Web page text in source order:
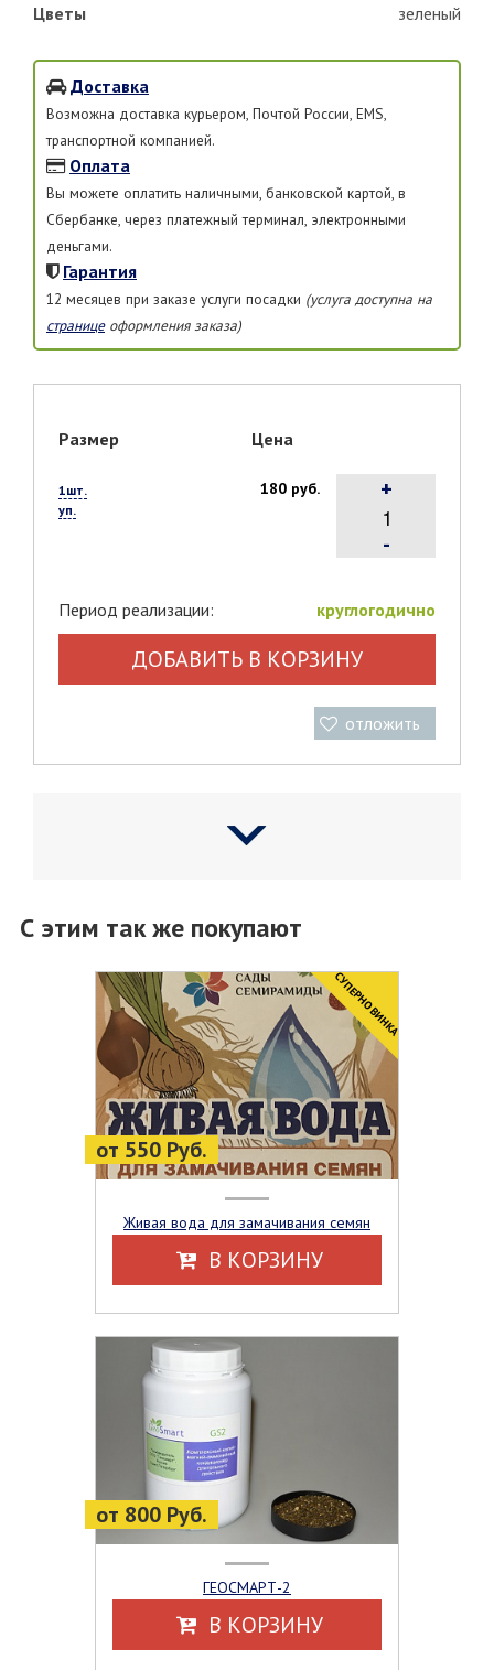
Цветы
зеленый
Доставка
Возможна доставка курьером, Почтой России, EMS,
транспортной компанией.
Оплата
Вы можете оплатить наличными, банковской картой, в
Сбербанке, через платежный терминал, электронными
деньгами.
Гарантия
12 месяцев при заказе услуги посадки (услуга доступна на
страницеоформления заказа)
Размер Цена
1шт.
уп.
180 руб.
-
+
Период реализации: круглогодично
ДОБАВИТЬ В КОРЗИНУ
отложить
С этим так же покупают
от 550 Руб.
CУПЕРНОВИНКА
Живая вода для замачивания семян
В КОРЗИНУ
от 800 Руб.
ГЕОСМАРТ-2
В КОРЗИНУ